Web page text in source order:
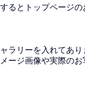
るとトップページ
ラリーを入れてあ
ージ画像や実際の